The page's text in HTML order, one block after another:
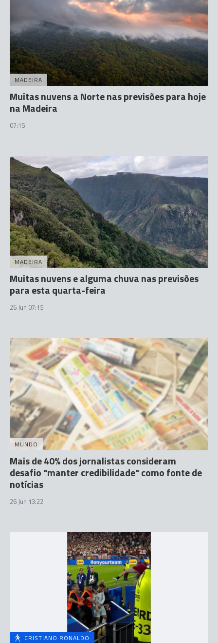
MADEIRA
Muitas nuvens a Norte nas previsões para hoje
na Madeira
07:15
MADEIRA
Muitas nuvens e alguma chuva nas previsões
para esta quarta-feira
26 Jun 07:15
MUNDO
Mais de 40% dos jornalistas consideram
desafio "manter credibilidade" como fonte de
notícias
26 Jun 13:22
CRISTIANO RONALDO